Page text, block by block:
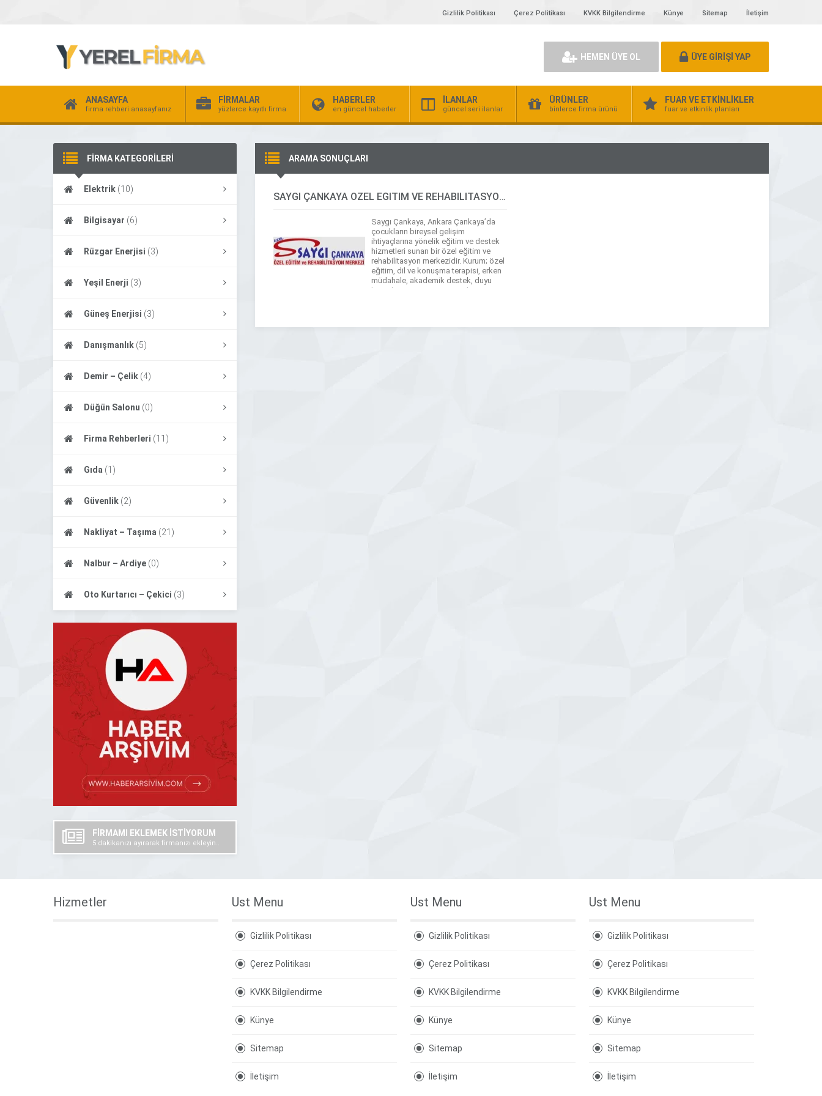
Gizlilik Politikası Çerez Politikası KVKK Bilgilendirme Künye Sitemap İletişim
HEMEN ÜYE OL ÜYE GİRİŞİ YAP
ANASAYFA
firma rehberi anasayfanız
FİRMALAR
yüzlerce kayıtlı firma
HABERLER
en güncel haberler
İLANLAR
güncel seri ilanlar
ÜRÜNLER
binlerce firma ürünü
FUAR VE ETKİNLİKLER
fuar ve etkinlik planları
FİRMA KATEGORİLERİ
Elektrik (10)
Bilgisayar (6)
Rüzgar Enerjisi (3)
Yeşil Enerji (3)
Güneş Enerjisi (3)
Danışmanlık (5)
Demir – Çelik (4)
Düğün Salonu (0)
Firma Rehberleri (11)
Gıda (1)
Güvenlik (2)
Nakliyat – Taşıma (21)
Nalbur – Ardiye (0)
Oto Kurtarıcı – Çekici (3)
FİRMAMI EKLEMEK İSTİYORUM
5 dakikanızı ayırarak firmanızı ekleyin..
ARAMA SONUÇLARI
SAYGI ÇANKAYA ÖZEL EĞİTİM VE REHABİLİTASYON MERKEZİ
Saygı Çankaya, Ankara Çankaya’da
çocukların bireysel gelişim
ihtiyaçlarına yönelik eğitim ve destek
hizmetleri sunan bir özel eğitim ve
rehabilitasyon merkezidir. Kurum; özel
eğitim, dil ve konuşma terapisi, erken
müdahale, akademik destek, duyu
bütünleme, ergoterapi ve aile
tanı gruplarına hem de bireysel eğitim
Hizmetler Ust Menu
Gizlilik Politikası
Çerez Politikası
KVKK Bilgilendirme
Künye
Sitemap
İletişim
Ust Menu
Gizlilik Politikası
Çerez Politikası
KVKK Bilgilendirme
Künye
Sitemap
İletişim
Ust Menu
Gizlilik Politikası
Çerez Politikası
KVKK Bilgilendirme
Künye
Sitemap
İletişim